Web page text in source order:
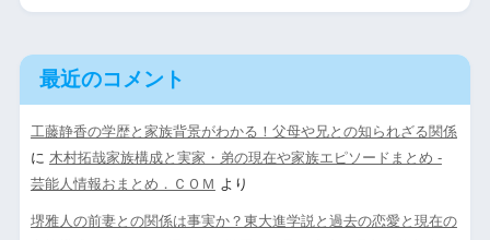
最近のコメント
工藤静香の学歴と家族背景がわかる！父母や兄との知られざる関係
に 木村拓哉家族構成と実家・弟の現在や家族エピソードまとめ -
芸能人情報おまとめ．ＣＯＭ より
堺雅人の前妻との関係は事実か？東大進学説と過去の恋愛と現在の